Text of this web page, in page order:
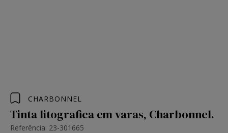
CHARBONNEL
Tinta litografica em varas, Charbonnel.
Referência: 23-301665